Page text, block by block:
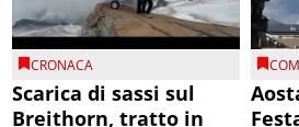
CRONACA
Scarica di sassi sul
Breithorn, tratto in